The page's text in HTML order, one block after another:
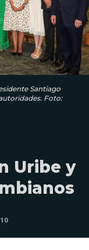
Santiago
Foto:
Uribe y